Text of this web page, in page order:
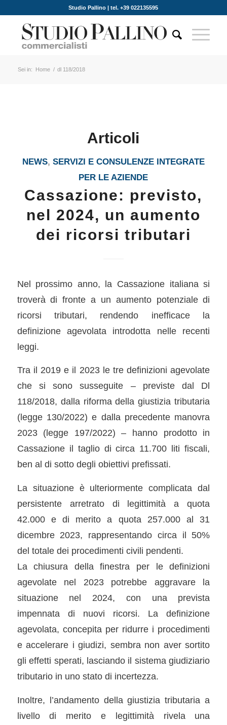
Studio Pallino | tel. +39 022135595
Sei in: Home / dl 118/2018
Articoli
NEWS, SERVIZI E CONSULENZE INTEGRATE
PER LE AZIENDE
Cassazione: previsto,
nel 2024, un aumento
dei ricorsi tributari
Nel prossimo anno, la Cassazione italiana si
troverà di fronte a un aumento potenziale di
ricorsi tributari, rendendo inefficace la
definizione agevolata introdotta nelle recenti
leggi.
Tra il 2019 e il 2023 le tre definizioni agevolate
che si sono susseguite – previste dal Dl
118/2018, dalla riforma della giustizia tributaria
(legge 130/2022) e dalla precedente manovra
2023 (legge 197/2022) – hanno prodotto in
Cassazione il taglio di circa 11.700 liti fiscali,
ben al di sotto degli obiettivi prefissati.
La situazione è ulteriormente complicata dal
persistente arretrato di legittimità a quota
42.000 e di merito a quota 257.000 al 31
dicembre 2023, rappresentando circa il 50%
del totale dei procedimenti civili pendenti.
La chiusura della finestra per le definizioni
agevolate nel 2023 potrebbe aggravare la
situazione nel 2024, con una prevista
impennata di nuovi ricorsi. La definizione
agevolata, concepita per ridurre i procedimenti
e accelerare i giudizi, sembra non aver sortito
gli effetti sperati, lasciando il sistema giudiziario
tributario in uno stato di incertezza.
Inoltre, l’andamento della giustizia tributaria a
livello di merito e legittimità rivela una